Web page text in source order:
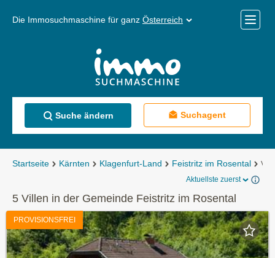
Die Immosuchmaschine für ganz Österreich
Menü
Suche ändern Suchagent
Startseite Kärnten Klagenfurt-Land Feistritz im Rosental
Aktuellste zuerst
5 Villen in der Gemeinde Feistritz im Rosental
PROVISIONSFREI